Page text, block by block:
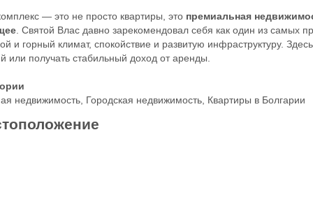
— это не просто квартиры, это премиальная
. Святой Влас давно зарекомендовал себя как один из самых
и горный климат, спокойствие и развитую инфраструктуру.
или получать стабильный доход от аренды.
недвижимость Городская недвижимость Квартиры в Болгарии